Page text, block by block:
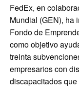
FedEx, en
Mundial (GEN), ha
Fondo de
como objetivo
treinta
empresarios con
discapacitados